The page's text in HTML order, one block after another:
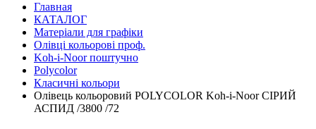
Главная
КАТАЛОГ
Матеріали для графіки
Олівці кольорові проф.
Koh-i-Noor поштучно
Polycolor
Класичні кольори
Олівець кольоровий POLYCOLOR Koh-i-Noor СІРИЙ
АСПИД /3800 /72